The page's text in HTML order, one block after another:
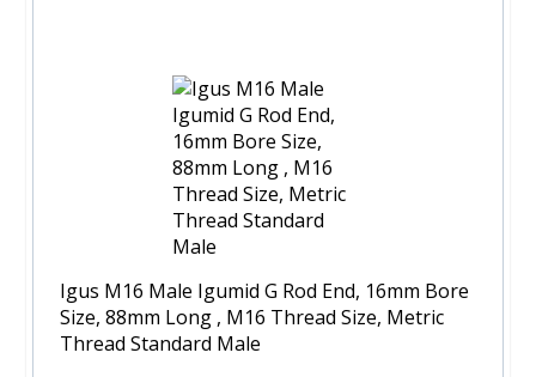
Igus M16 Male Igumid G Rod End, 16mm Bore
Size, 88mm Long , M16 Thread Size, Metric
Thread Standard Male